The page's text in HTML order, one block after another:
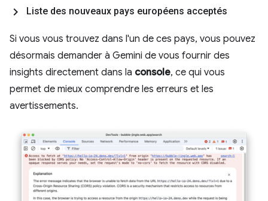
Liste des nouveaux pays européens acceptés
Si vous vous trouvez dans l'un de ces pays, vous pouvez
désormais demander à Gemini de vous fournir des
insights directement dans la console, ce qui vous
permet de mieux comprendre les erreurs et les
avertissements.